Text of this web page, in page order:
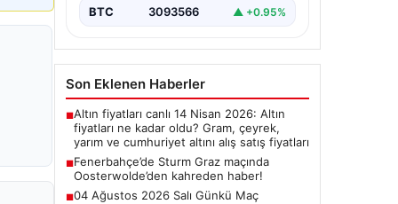
BTC 3093566 ▲ +0.95%
Son Eklenen Haberler
■Altın fiyatları canlı 14 Nisan 2026: Altın
fiyatları ne kadar oldu? Gram, çeyrek,
yarım ve cumhuriyet altını alış satış fiyatları
■Fenerbahçe’de Sturm Graz maçında
Oosterwolde’den kahreden haber!
■04 Ağustos 2026 Salı Günkü Maç